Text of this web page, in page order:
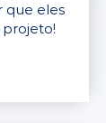
que eles